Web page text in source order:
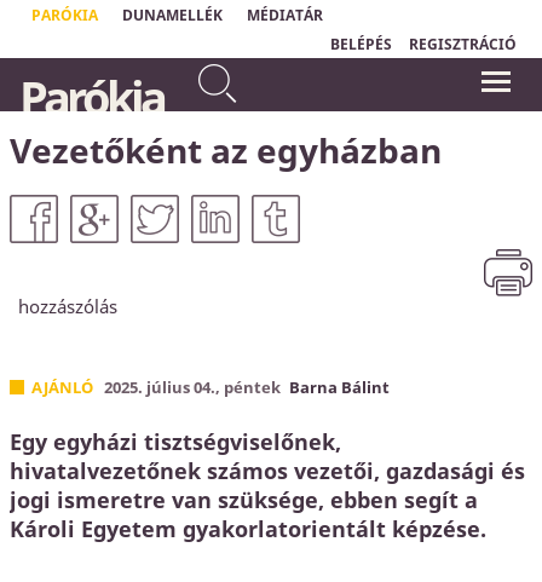
PARÓKIA DUNAMELLÉK
MÉDIATÁR
BELÉPÉS
REGISZTRÁCIÓ
Te pedig amikor imádkozol,
menj be a belső szobádba, és
ajtódat bezárva imádkozzál
Máté 6,6a
Parókia
Vezetőként az egyházban
hozzászólás
AJÁNLÓ 2025. július 04., péntek Barna Bálint
Egy egyházi tisztségviselőnek,
hivatalvezetőnek számos vezetői, gazdasági és
jogi ismeretre van szüksége, ebben segít a
Károli Egyetem gyakorlatorientált képzése.